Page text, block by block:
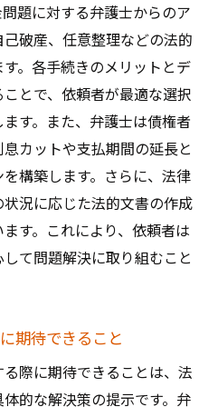
題に対する弁護士からのア
破産、任意整理などの法的
。各手続きのメリットとデ
とで、依頼者が最適な選択
す。また、弁護士は債権者
カットや支払期間の延長と
構築します。さらに、法律
況に応じた法的文書の作成
す。これにより、依頼者は
て問題解決に取り組むこと
期待できること
際に期待できることは、法
的な解決策の提示です。弁